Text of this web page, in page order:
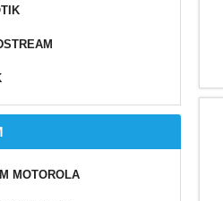
MOTOROLA